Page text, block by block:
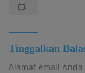
Tinggalkan
Alamat email